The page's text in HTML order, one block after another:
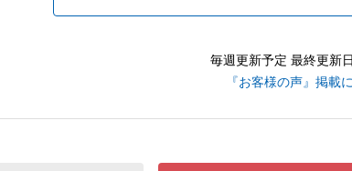
毎週更新予定 最終更新
『お客様の声』掲載